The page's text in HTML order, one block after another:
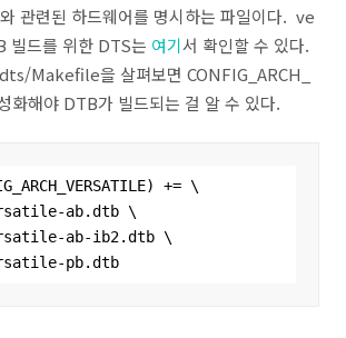
관련된 하드웨어를 명시하는 파일이다. ve
드를 위한 DTS는 여기서 확인할 수 있다.
Makefile을 살펴보면 CONFIG_ARCH_
화해야 DTB가 빌드되는 걸 알 수 있다.
+= \
versatile-pb.dtb